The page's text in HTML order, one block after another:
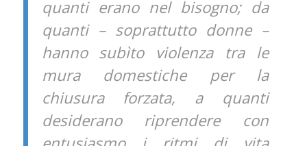
quanti erano nel bisogno; da
quanti – soprattutto donne –
hanno subìto violenza tra le
mura domestiche per la
chiusura forzata, a quanti
desiderano riprendere con